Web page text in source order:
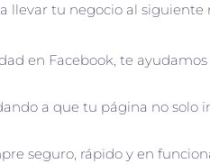
llevar tu negocio al siguiente
en Facebook, te
a que tu página no solo
seguro, rápido y en